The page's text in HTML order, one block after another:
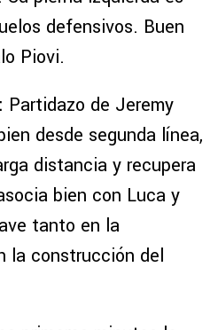
defensivos. Buen
Piovi.
Partidazo de Jeremy
desde segunda línea,
distancia y recupera
bien con Luca y
tanto en la
la construcción del